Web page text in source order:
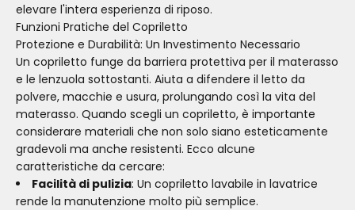
elevare l'intera esperienza di riposo.
Funzioni Pratiche del Copriletto
Protezione e Durabilità: Un Investimento Necessario
Un copriletto funge da barriera protettiva per il materasso
e le lenzuola sottostanti. Aiuta a difendere il letto da
polvere, macchie e usura, prolungando così la vita del
materasso. Quando scegli un copriletto, è importante
considerare materiali che non solo siano esteticamente
gradevoli ma anche resistenti. Ecco alcune
caratteristiche da cercare:
Facilità di pulizia: Un copriletto lavabile in lavatrice
rende la manutenzione molto più semplice.